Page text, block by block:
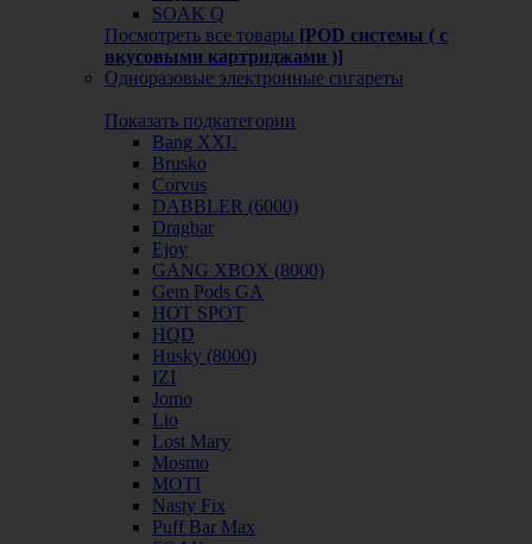
SOAK Q
Посмотреть все товары [POD системы ( с
вкусовыми картриджами )]
Одноразовые электронные сигареты
Показать подкатегории
Bang XXL
Brusko
Corvus
DABBLER (6000)
Dragbar
Ejoy
GANG XBOX (8000)
Gem Pods GA
HOT SPOT
HQD
Husky (8000)
IZI
Jomo
Lio
Lost Mary
Mosmo
MOTI
Nasty Fix
Puff Bar Max